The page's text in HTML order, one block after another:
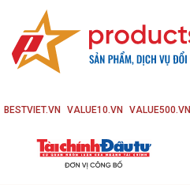
BESTVIET.VN VALUE10.VN VALUE500.VN